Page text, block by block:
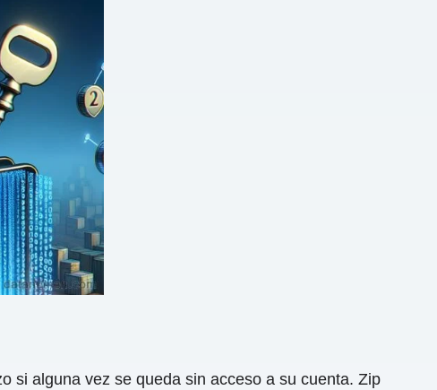
si alguna vez se queda sin acceso a su cuenta. Zip